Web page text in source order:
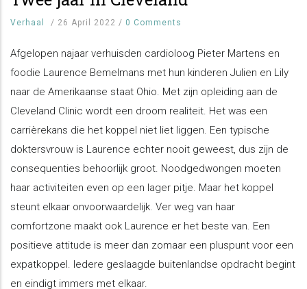
Verhaal / 26 April 2022 / 0 Comments
Afgelopen najaar verhuisden cardioloog Pieter Martens en
foodie Laurence Bemelmans met hun kinderen Julien en Lily
naar de Amerikaanse staat Ohio. Met zijn opleiding aan de
Cleveland Clinic wordt een droom realiteit. Het was een
carrièrekans die het koppel niet liet liggen. Een typische
doktersvrouw is Laurence echter nooit geweest, dus zijn de
consequenties behoorlijk groot. Noodgedwongen moeten
haar activiteiten even op een lager pitje. Maar het koppel
steunt elkaar onvoorwaardelijk. Ver weg van haar
comfortzone maakt ook Laurence er het beste van. Een
positieve attitude is meer dan zomaar een pluspunt voor een
expatkoppel. Iedere geslaagde buitenlandse opdracht begint
en eindigt immers met elkaar.